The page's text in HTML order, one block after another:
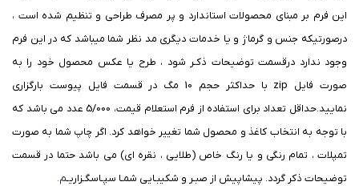
این فرم بر مبنای محصولات استاندارد و پر مصرف طراحی و تنظیم شده است ،
درصورتیکه جنس و گرماژ و یا خدمات دیگری مد نظر شما میباشد که در این فرم
وجود ندارد درقسمت توضیحات ذکـر شود ، طرح یا عکس محصول خود را به
صورت فایل zip با حداکثر حجم 10 مگ در قسمت فایل پیوست بارگزاری
نمایید.حداقل تعداد برای استفاده از فرم استعلام قیمت، 5/000 عدد می باشد که
با توجه به انتخاب کاغذ و محصول شما تغییر خواهد کرد. اگر چاپ شما به صورت
تمپلات ، تمام رنگی و یا رنگ خاص (طلایی ، نقره ای) می باشد حتما در قسمت
توضیحات ذکر گردد. پیشاپیش از صبـر و شکیبـایی شمـا سپـاسگـزاریـم.